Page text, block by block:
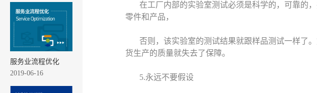
服务业流程优化
2019-06-16
在工厂内部的实验室测试必须是科学的，可靠的
零件和产品，
否则，该实验室的测试结果就跟样品测试一样了
货生产的质量就失去了保障。
5.永远不要假设